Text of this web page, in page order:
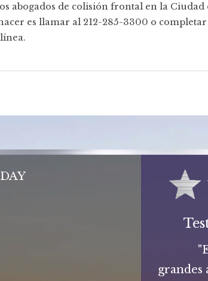
abogados de colisión frontal en la Ciudad
es llamar al 212-285-3300 o
grandes